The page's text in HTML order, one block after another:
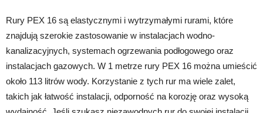
Rury PEX 16 są elastycznymi i wytrzymałymi rurami, które
znajdują szerokie zastosowanie w instalacjach wodno-
kanalizacyjnych, systemach ogrzewania podłogowego oraz
instalacjach gazowych. W 1 metrze rury PEX 16 można umieścić
około 113 litrów wody. Korzystanie z tych rur ma wiele zalet,
takich jak łatwość instalacji, odporność na korozję oraz wysoką